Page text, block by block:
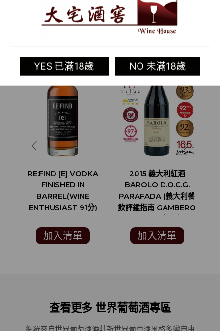
YES 已滿18歲 NO 未滿18歲
Palladino
RE:FIND [E] VODKA
FINISHED IN
BARREL(WINE
ENTHUSIAST 91分)
加入清單
2015 義大利紅酒
BAROLO D.O.C.G.
PARAFADA (義大利餐
飲評鑑指南 GAMBERO
加入清單
查看更多 世界葡萄酒專區
網羅來自世界葡萄酒酒莊新世界葡萄酒風格多變自由